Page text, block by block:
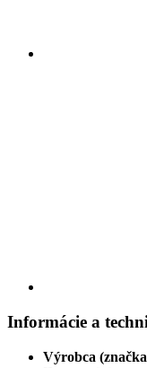
Informácie a
Výrobca